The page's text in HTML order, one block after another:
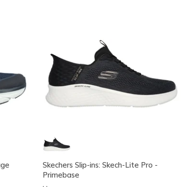
Skechers Slip-ins: Skech-Lite Pro -
Primebase